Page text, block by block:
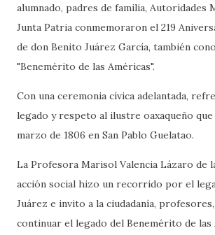
alumnado, padres de familia, Autoridades
Junta Patria conmemoraron el 219
de don Benito Juárez García, también
"Benemérito de las Américas".
Con una ceremonia cívica adelantada,
legado y respeto al ilustre oaxaqueño que
marzo de 1806 en San Pablo Guelatao.
La Profesora Marisol Valencia Lázaro de
acción social hizo un recorrido por el
Juárez e invito a la ciudadanía,
continuar el legado del Benemérito de las